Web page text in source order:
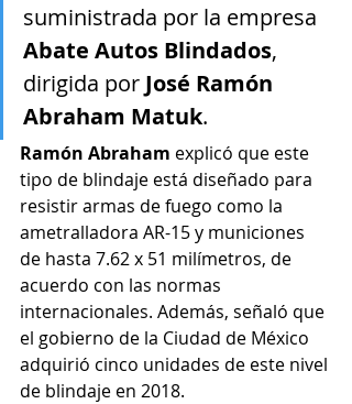
suministrada por la empresa
Abate Autos Blindados,
dirigida por José Ramón
Abraham Matuk.
Ramón Abraham explicó que este
tipo de blindaje está diseñado para
resistir armas de fuego como la
ametralladora AR-15 y municiones
de hasta 7.62 x 51 milímetros, de
acuerdo con las normas
internacionales. Además, señaló que
el gobierno de la Ciudad de México
adquirió cinco unidades de este nivel
de blindaje en 2018.